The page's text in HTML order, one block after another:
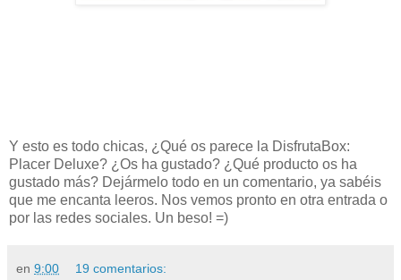
Y esto es todo chicas, ¿Qué os parece la DisfrutaBox:
Placer Deluxe? ¿Os ha gustado? ¿Qué producto os ha
gustado más? Dejármelo todo en un comentario, ya sabéis
que me encanta leeros. Nos vemos pronto en otra entrada o
por las redes sociales. Un beso! =)
en 9:00 19 comentarios: